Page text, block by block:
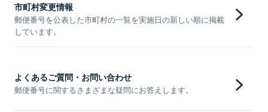
市町村変更情報
郵便番号を公表した市町村の一覧を実施日の新しい順に掲載
しています。
よくあるご質問・お問い合わせ
郵便番号に関するさまざまな疑問にお答えします。